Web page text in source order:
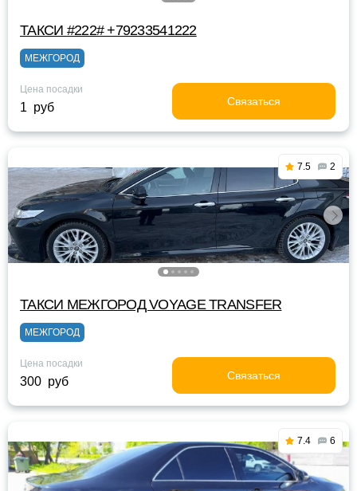
ТАКСИ #222# +79233541222
МЕЖГОРОД
Цена посадки
1 руб Связаться
7.5 2
ТАКСИ МЕЖГОРОД VOYAGE TRANSFER
МЕЖГОРОД
Цена посадки
300 руб Связаться
7.4 6